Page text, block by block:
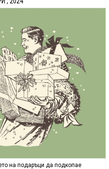
на подаръци да подкопае